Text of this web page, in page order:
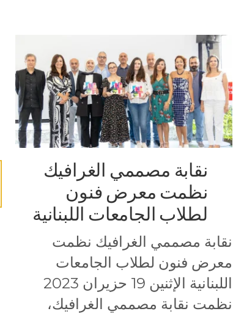
نقابة مصممي الغرافيك
نظمت معرض فنون
لطلاب الجامعات اللبنانية
نقابة مصممي الغرافيك نظمت
معرض فنون لطلاب الجامعات
اللبنانية الإثنين 19 حزيران 2023
نظمت نقابة مصممي الغرافيك،